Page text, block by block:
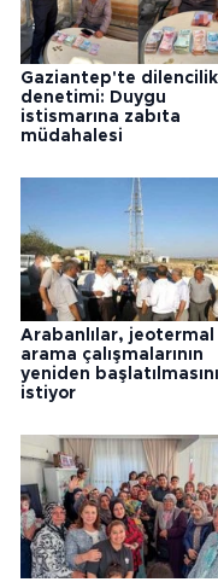
Gaziantep'te dilencilik
denetimi: Duygu
istismarına zabıta
müdahalesi
Arabanlılar, jeotermal
arama çalışmalarının
yeniden başlatılmasını
istiyor